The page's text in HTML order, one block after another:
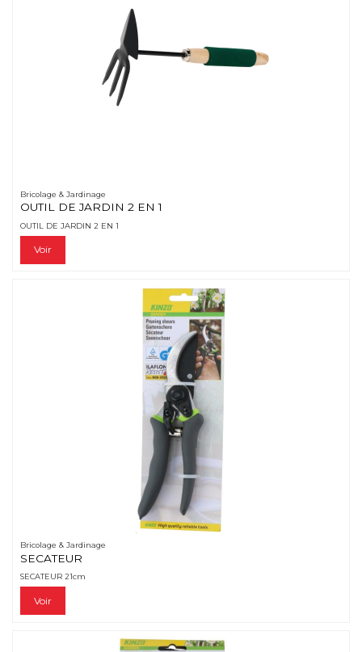
Bricolage & Jardinage
OUTIL DE JARDIN 2 EN 1
OUTIL DE JARDIN 2 EN 1
Voir
Bricolage & Jardinage
SECATEUR
SECATEUR 21cm
Voir